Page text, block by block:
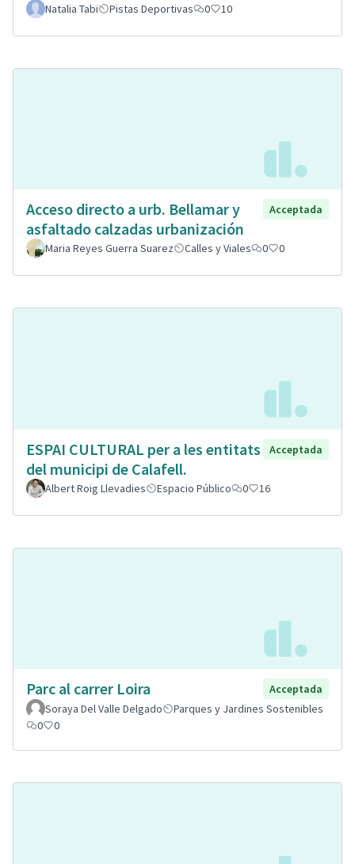
Natalia Tabi Pistas Deportivas 0 10
Acceso directo a urb. Bellamar y
asfaltado calzadas urbanización
Acceptada
Maria Reyes Guerra Suarez Calles y Viales 0 0
ESPAI CULTURAL per a les entitats
del municipi de Calafell.
Acceptada
Albert Roig Llevadies Espacio Público 0 16
Parc al carrer Loira
Acceptada
Soraya Del Valle Delgado
Parques y Jardines Sostenibles
0
0